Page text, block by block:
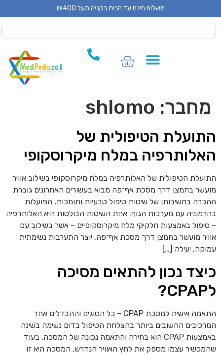
משלוח חינם עד הבית בקניה מעל ₪400
shlomo
הטיפולית של
במלח מיקרוסקופי
הטיפולית של האלותרפיה במלח מיקרוסקופי בשילוב אוויר
בחמצן דרך מסכת אף־פה מבוא בעשורים האחרונים גוברת
בחשיבותן של שיטות טיפול טבעיות ותומכות, הפועלות
עם מערכות הגוף. אחת השיטות הבולטות היא האלותרפיה
באמצעות חלקיקי מלח מיקרוסקופיים – אשר בשילוב עם
מועשר בחמצן דרך מסכת אף־פה, יוצר התערבות נשימתית
יעילה […]
נכון להתאים מסיכה
התאמה אישית למסכת CPAP – כל הסוגים וההבדלים אחד
החשובים ביותר בהצלחת הטיפול בדום נשימה בשינה
באמצעות CPAP הוא בחירה והתאמה נכונה של המסכה. בעוד
עצמו מספק את לחץ האוויר הנדרש, המסכה היא זו